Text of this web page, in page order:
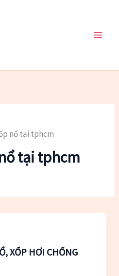
nổ tại tphcm
tại tphcm
XỐP HƠI CHỐNG